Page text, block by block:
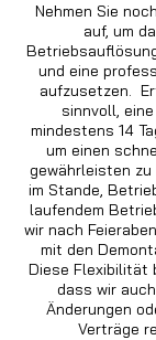
Nehmen Sie
auf, um
und eine
aufzusetzen.
sinnvoll,
mindestens 14
um einen
gewährleisten zu
im Stande,
laufendem
wir nach
mit den
Diese Flexibilität
dass wir
Änderungen
Verträge